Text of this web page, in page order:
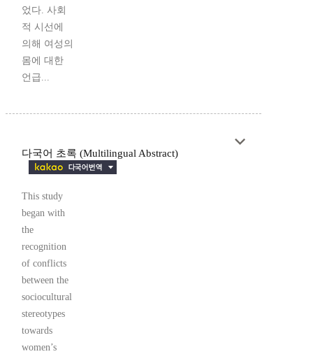
었다. 사회
적 시선에
의해 여성의
몸에 대한
언급...
다국어 초록 (Multilingual Abstract)
This study
began with
the
recognition
of conflicts
between the
sociocultural
stereotypes
towards
women’s